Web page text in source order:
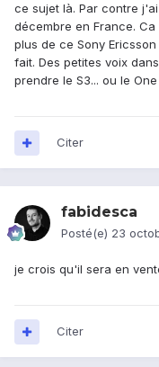
ce sujet là. Par contre
décembre en France.
plus de ce Sony
fait. Des petites voix
prendre le S3... ou le
Citer
fabidesca
Posté(e) 23
je crois qu'il sera en
Citer